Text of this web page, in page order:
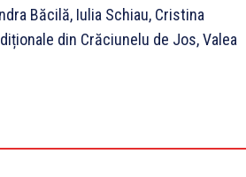
Băcilă, Iulia Schiau, Cristina
din Crăciunelu de Jos, Valea